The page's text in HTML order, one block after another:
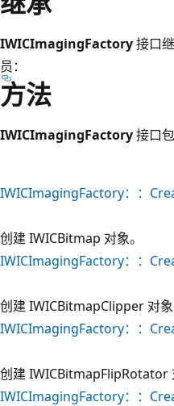
IWICImagingFactory接口
员：
方法
IWICImagingFactory接口
IWICImagingFactory：：
创建 IWICBitmap 对象。
IWICImagingFactory：：
创建 IWICBitmapClipper 对象
IWICImagingFactory：：
创建 IWICBitmapFlipRotator
IWICImagingFactory：：